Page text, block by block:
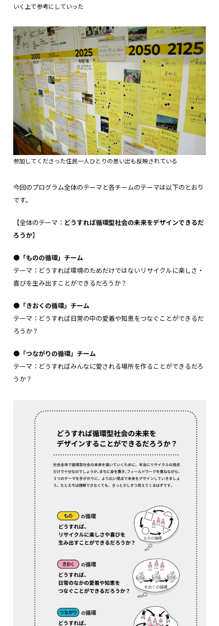
いく上で参考にしていった
参加してくださった住民一人ひとりの思い出も反映されている
今回のプログラム全体のテーマと各チームのテーマは以下のとおり
です。
【全体のテーマ： どうすれば循環型社会の未来をデザインできるだ
ろうか】
●「ものの循環」チーム
テーマ：どうすれば環境のためだけではないリサイクルに楽しさ・
喜びを生み出すことができるだろうか？
●「きおくの循環」チーム
テーマ：どうすれば日常の中の愛着や知恵をつなぐことができるだ
ろうか？
●「つながりの循環」チーム
テーマ：どうすればみんなに愛される場所を作ることができるだろ
うか？